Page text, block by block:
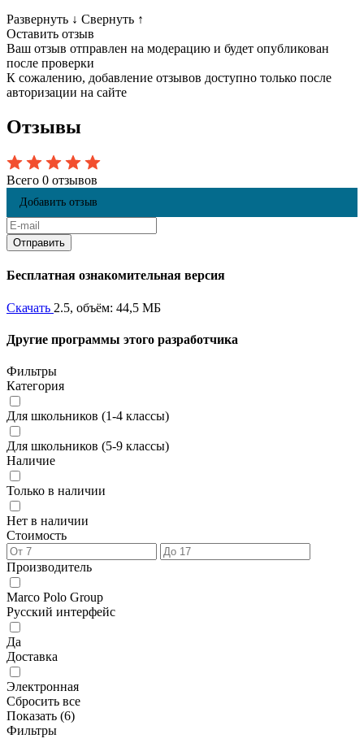
Развернуть ↓ Свернуть ↑
Оставить отзыв
Ваш отзыв отправлен на модерацию и будет опубликован
после проверки
К сожалению, добавление отзывов доступно только после
авторизации на сайте
Отзывы
Всего 0 отзывов
Добавить отзыв
Бесплатная ознакомительная версия
Скачать 2.5, объём: 44,5 МБ
Другие программы этого разработчика
Фильтры
Категория
Для школьников (1-4 классы)
Для школьников (5-9 классы)
Наличие
Только в наличии
Нет в наличии
Стоимость
Производитель
Marco Polo Group
Русский интерфейс
Да
Доставка
Электронная
Сбросить все
Показать (6)
Фильтры